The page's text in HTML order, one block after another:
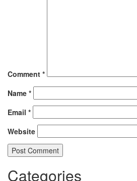
Comment *
Name *
Email *
Website
Categories